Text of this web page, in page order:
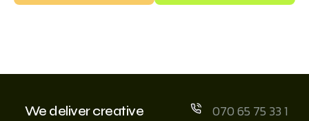
We deliver creative
070 65 75 33 1